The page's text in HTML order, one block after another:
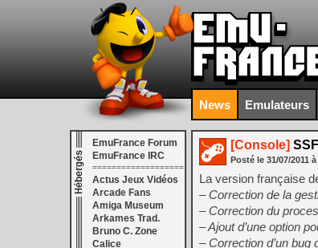
News Emulateurs
EmuFrance Forum
EmuFrance IRC
===================
Actus Jeux Vidéos
Arcade Fans
Amiga Museum
Arkames Trad.
Bruno C. Zone
Calice
[Console]
Posté le 31/07/2011 à
La version française
– Correction de la
– Correction du
– Ajout d’une option
– Correction d’un bug